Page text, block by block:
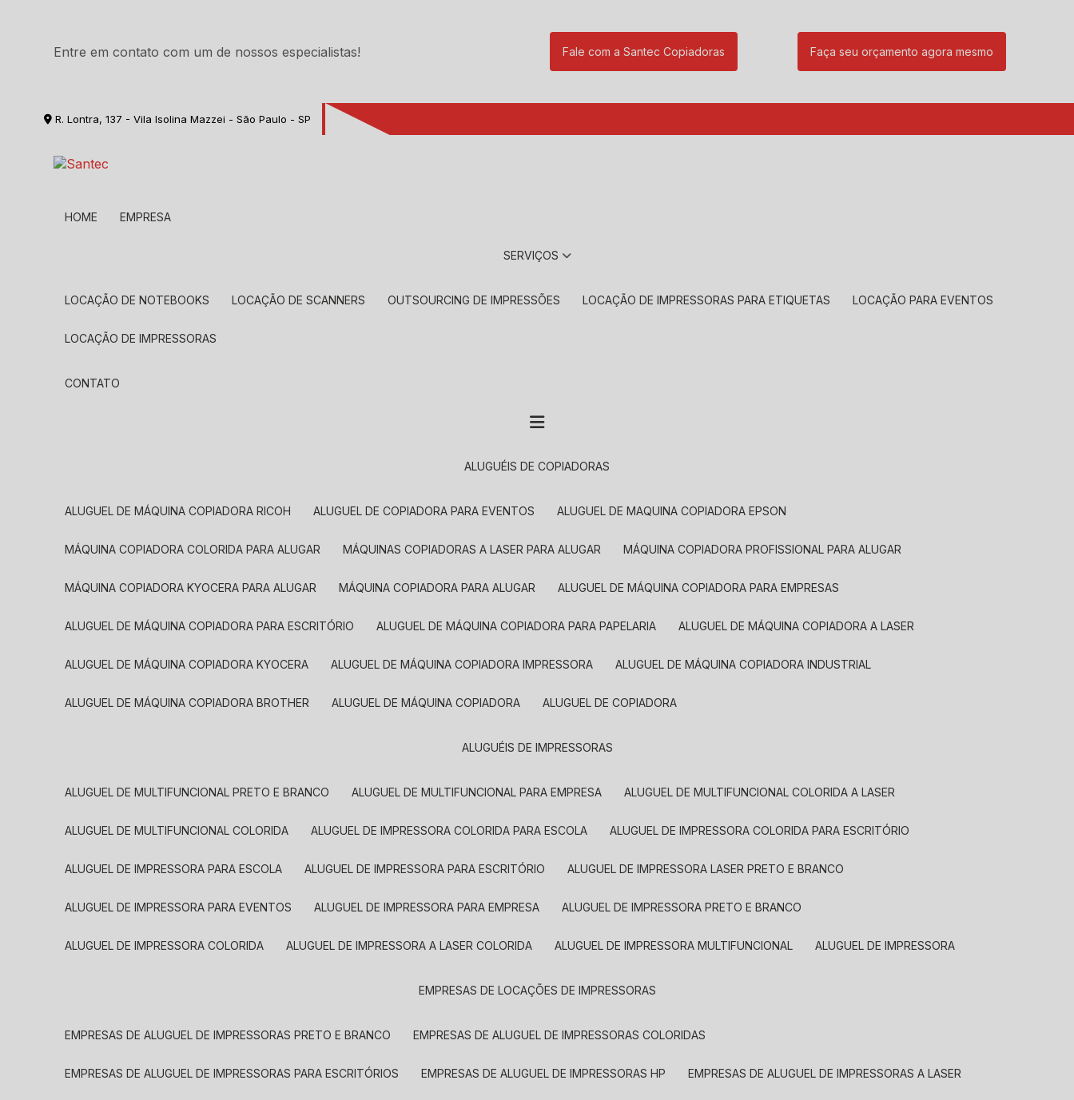
Entre em contato com um de nossos especialistas! Fale com a Santec Copiadoras Faça seu orçamento agora mesmo
R. Lontra, 137 - Vila Isolina Mazzei - São Paulo - SP
HOME EMPRESA
SERVIÇOS
LOCAÇÃO DE NOTEBOOKS LOCAÇÃO DE SCANNERS OUTSOURCING DE IMPRESSÕES LOCAÇÃO DE IMPRESSORAS PARA ETIQUETAS LOCAÇÃO PARA EVENTOS
LOCAÇÃO DE IMPRESSORAS
CONTATO
ALUGUÉIS DE COPIADORAS
ALUGUEL DE MÁQUINA COPIADORA RICOH ALUGUEL DE COPIADORA PARA EVENTOS ALUGUEL DE MAQUINA COPIADORA EPSON
MÁQUINA COPIADORA COLORIDA PARA ALUGAR MÁQUINAS COPIADORAS A LASER PARA ALUGAR MÁQUINA COPIADORA PROFISSIONAL PARA ALUGAR
MÁQUINA COPIADORA KYOCERA PARA ALUGAR MÁQUINA COPIADORA PARA ALUGAR ALUGUEL DE MÁQUINA COPIADORA PARA EMPRESAS
ALUGUEL DE MÁQUINA COPIADORA PARA ESCRITÓRIO ALUGUEL DE MÁQUINA COPIADORA PARA PAPELARIA ALUGUEL DE MÁQUINA COPIADORA A LASER
ALUGUEL DE MÁQUINA COPIADORA KYOCERA ALUGUEL DE MÁQUINA COPIADORA IMPRESSORA ALUGUEL DE MÁQUINA COPIADORA INDUSTRIAL
ALUGUEL DE MÁQUINA COPIADORA BROTHER ALUGUEL DE MÁQUINA COPIADORA ALUGUEL DE COPIADORA
ALUGUÉIS DE IMPRESSORAS
ALUGUEL DE MULTIFUNCIONAL PRETO E BRANCO ALUGUEL DE MULTIFUNCIONAL PARA EMPRESA ALUGUEL DE MULTIFUNCIONAL COLORIDA A LASER
ALUGUEL DE MULTIFUNCIONAL COLORIDA ALUGUEL DE IMPRESSORA COLORIDA PARA ESCOLA ALUGUEL DE IMPRESSORA COLORIDA PARA ESCRITÓRIO
ALUGUEL DE IMPRESSORA PARA ESCOLA ALUGUEL DE IMPRESSORA PARA ESCRITÓRIO ALUGUEL DE IMPRESSORA LASER PRETO E BRANCO
ALUGUEL DE IMPRESSORA PARA EVENTOS ALUGUEL DE IMPRESSORA PARA EMPRESA ALUGUEL DE IMPRESSORA PRETO E BRANCO
ALUGUEL DE IMPRESSORA COLORIDA ALUGUEL DE IMPRESSORA A LASER COLORIDA ALUGUEL DE IMPRESSORA MULTIFUNCIONAL ALUGUEL DE IMPRESSORA
EMPRESAS DE LOCAÇÕES DE IMPRESSORAS
EMPRESAS DE ALUGUEL DE IMPRESSORAS PRETO E BRANCO EMPRESAS DE ALUGUEL DE IMPRESSORAS COLORIDAS
EMPRESAS DE ALUGUEL DE IMPRESSORAS PARA ESCRITÓRIOS EMPRESAS DE ALUGUEL DE IMPRESSORAS HP EMPRESAS DE ALUGUEL DE IMPRESSORAS A LASER